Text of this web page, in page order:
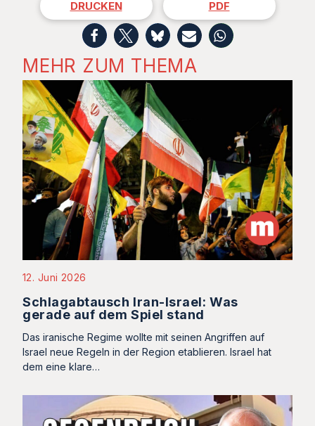
DRUCKEN PDF
MEHR ZUM THEMA
12. Juni 2026
Schlagabtausch Iran-Israel: Was
gerade auf dem Spiel stand
Das iranische Regime wollte mit seinen Angriffen auf
Israel neue Regeln in der Region etablieren. Israel hat
dem eine klare…